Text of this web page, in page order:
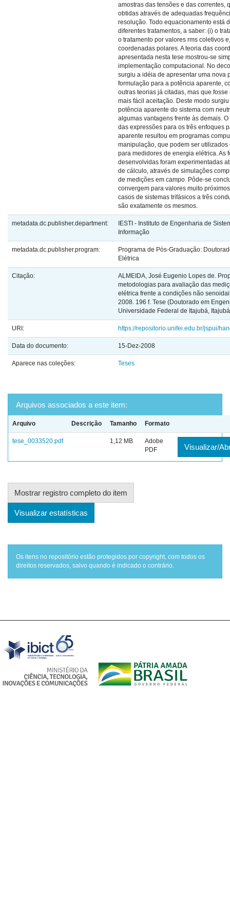
amostras das tensões e das correntes,
obtidas através de adequadas
resolução. Todo equacionamento está
diferentes tratamentos, a saber: (i) o
o tratamento por valores rms coletivos
coordenadas polares. A teoria das
apresentada nesta tese mostrou-se
implementação computacional. No
surgiu a idéia de apresentar uma nova
formulação para a potência aparente,
outras teorias já citadas, mas que
mais fácil aceitação. Deste modo
potência aparente do sistema com
algumas vantagens frente às demais.
das expressões para os três enfoques
aparente resultou em programas
manipulação, que podem ser utilizados
para medidores de energia elétrica. As
desenvolvidas foram experimentadas
de cálculo, através de simulações
de medições em campo. Pôde-se
convergem para valores muito
casos de sistemas trifásicos a três
são exatamente os mesmos.
metadata.dc.publisher.department:
IESTI - Instituto de Engenharia de
Informação
metadata.dc.publisher.program:
Programa de Pós-Graduação:
Elétrica
Citação:
ALMEIDA, José Eugenio Lopes de.
metodologias para avaliação das
elétrica frente a condições não
2008. 196 f. Tese (Doutorado em
Universidade Federal de Itajubá,
URI: https://repositorio.unifei.edu.br/jspui/
Data do documento: 15-Dez-2008
Aparece nas coleções: Teses
Arquivos associados a este item:
Arquivo Descrição Tamanho Formato
tese_0033520.pdf 1,12 MB
Adobe
PDF
Visualizar/
Mostrar registro completo do item
Visualizar estatísticas
Os itens no repositório estão protegidos por copyright, com todos os
direitos reservados, salvo quando é indicado o contrário.